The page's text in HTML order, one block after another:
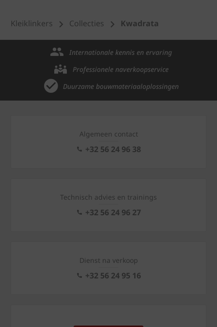
Kleiklinkers Collecties Kwadrata
Internationale kennis en ervaring
Professionele naverkoopservice
Duurzame bouwmateriaaloplossingen
Algemeen contact
+32 56 24 96 38
Technisch advies en trainings
+32 56 24 96 27
Dienst na verkoop
+32 56 24 95 16